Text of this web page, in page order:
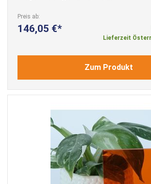
Preis ab
146,05 €
Lieferzeit
Zum Produkt